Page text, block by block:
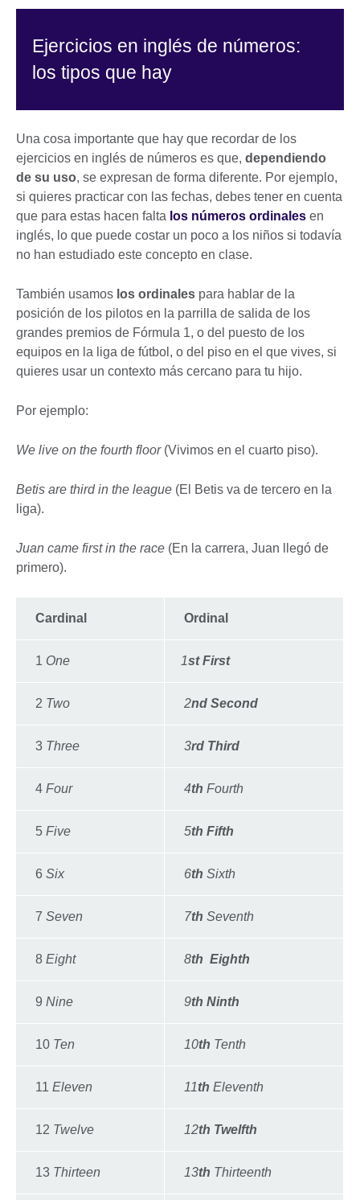
Ejercicios en inglés de números:
los tipos que hay
Una cosa importante que hay que recordar de los
ejercicios en inglés de números es que, dependiendo
de su uso, se expresan de forma diferente. Por ejemplo,
si quieres practicar con las fechas, debes tener en cuenta
que para estas hacen falta los números ordinales en
inglés, lo que puede costar un poco a los niños si todavía
no han estudiado este concepto en clase.
También usamos los ordinales para hablar de la
posición de los pilotos en la parrilla de salida de los
grandes premios de Fórmula 1, o del puesto de los
equipos en la liga de fútbol, o del piso en el que vives, si
quieres usar un contexto más cercano para tu hijo.
Por ejemplo:
We live on the fourth floor(Vivimos en el cuarto piso).
Betis are third in the league (El Betis va de tercero en la
liga).
Juan came first in the race (En la carrera, Juan llegó de
primero).
Cardinal Ordinal
1 One 1st First
2 Two 2nd Second
3 Three 3rd Third
4 Four 4th Fourth
5 Five 5th Fifth
6 Six 6th Sixth
7 Seven 7th Seventh
8 Eight 8th Eighth
9 Nine 9th Ninth
10 Ten 10th Tenth
11 Eleven 11th Eleventh
12 Twelve 12th Twelfth
13 Thirteen 13th Thirteenth